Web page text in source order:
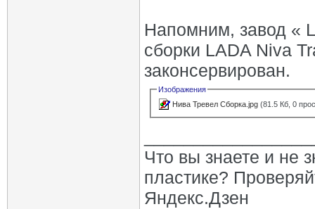
Напомним, завод «
сборки LADA Niva
законсервирован.
Изображения
Нива Тревел Сборка.jpg (81.5 Кб, 0
Что вы знаете и не
пластике?
Яндекс.Дзен